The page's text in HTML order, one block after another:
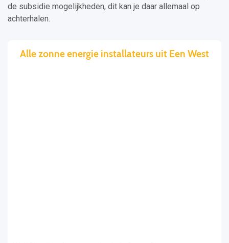
de subsidie mogelijkheden, dit kan je daar allemaal op
achterhalen.
Alle zonne energie installateurs uit Een West